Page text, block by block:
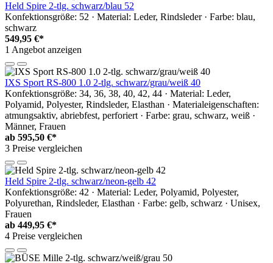
Held Spire 2-tlg. schwarz/blau 52
Konfektionsgröße: 52 · Material: Leder, Rindsleder · Farbe: blau,
schwarz
549,95 €*
1 Angebot anzeigen
IXS Sport RS-800 1.0 2-tlg. schwarz/grau/weiß 40
Konfektionsgröße: 34, 36, 38, 40, 42, 44 · Material: Leder,
Polyamid, Polyester, Rindsleder, Elasthan · Materialeigenschaften:
atmungsaktiv, abriebfest, perforiert · Farbe: grau, schwarz, weiß ·
Männer, Frauen
ab 595,50 €*
3 Preise vergleichen
Held Spire 2-tlg. schwarz/neon-gelb 42
Konfektionsgröße: 42 · Material: Leder, Polyamid, Polyester,
Polyurethan, Rindsleder, Elasthan · Farbe: gelb, schwarz · Unisex,
Frauen
ab 449,95 €*
4 Preise vergleichen